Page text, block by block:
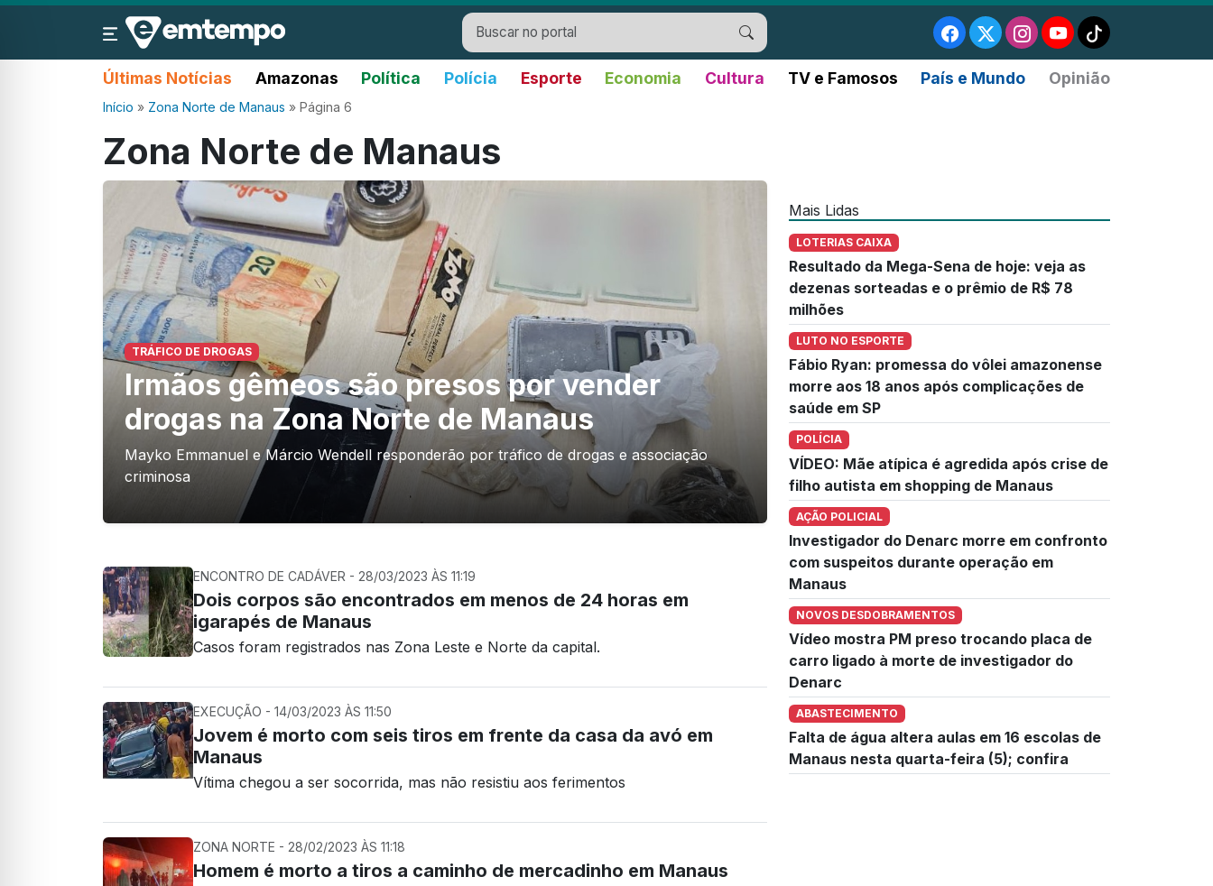
Últimas Notícias Amazonas Política Polícia Esporte Economia Cultura TV e Famosos País e Mundo Opinião
Início » Zona Norte de Manaus » Página 6
Zona Norte de Manaus
TRÁFICO DE DROGAS
Irmãos gêmeos são presos por vender
drogas na Zona Norte de Manaus
Mayko Emmanuel e Márcio Wendell responderão por tráfico de drogas e associação
criminosa
ENCONTRO DE CADÁVER - 28/03/2023 ÀS 11:19
Dois corpos são encontrados em menos de 24 horas em
igarapés de Manaus
Casos foram registrados nas Zona Leste e Norte da capital.
EXECUÇÃO - 14/03/2023 ÀS 11:50
Jovem é morto com seis tiros em frente da casa da avó em
Manaus
Vítima chegou a ser socorrida, mas não resistiu aos ferimentos
ZONA NORTE - 28/02/2023 ÀS 11:18
Homem é morto a tiros a caminho de mercadinho em Manaus
Mais Lidas
LOTERIAS CAIXA
Resultado da Mega-Sena de hoje: veja as
dezenas sorteadas e o prêmio de R$ 78
milhões
LUTO NO ESPORTE
Fábio Ryan: promessa do vôlei amazonense
morre aos 18 anos após complicações de
saúde em SP
POLÍCIA
VÍDEO: Mãe atípica é agredida após crise de
filho autista em shopping de Manaus
AÇÃO POLICIAL
Investigador do Denarc morre em confronto
com suspeitos durante operação em
Manaus
NOVOS DESDOBRAMENTOS
Vídeo mostra PM preso trocando placa de
carro ligado à morte de investigador do
Denarc
ABASTECIMENTO
Falta de água altera aulas em 16 escolas de
Manaus nesta quarta-feira (5); confira